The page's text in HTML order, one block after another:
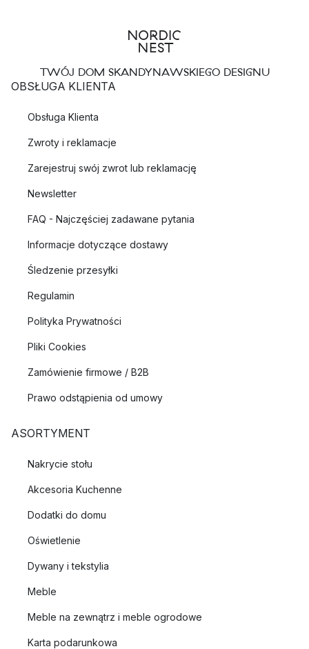
TWÓJ DOM SKANDYNAWSKIEGO DESIGNU
OBSŁUGA KLIENTA
Obsługa Klienta
Zwroty i reklamacje
Zarejestruj swój zwrot lub reklamację
Newsletter
FAQ - Najczęściej zadawane pytania
Informacje dotyczące dostawy
Śledzenie przesyłki
Regulamin
Polityka Prywatności
Pliki Cookies
Zamówienie firmowe / B2B
Prawo odstąpienia od umowy
ASORTYMENT
Nakrycie stołu
Akcesoria Kuchenne
Dodatki do domu
Oświetlenie
Dywany i tekstylia
Meble
Meble na zewnątrz i meble ogrodowe
Karta podarunkowa